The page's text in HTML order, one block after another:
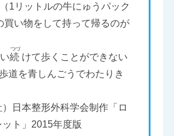
（1リットルの牛にゅうパック
買い物をして持って帰るのが
続 けて歩くことができない
道を青しんごうでわたりき
日本整形外科学会制作「ロ
ト」2015年度版